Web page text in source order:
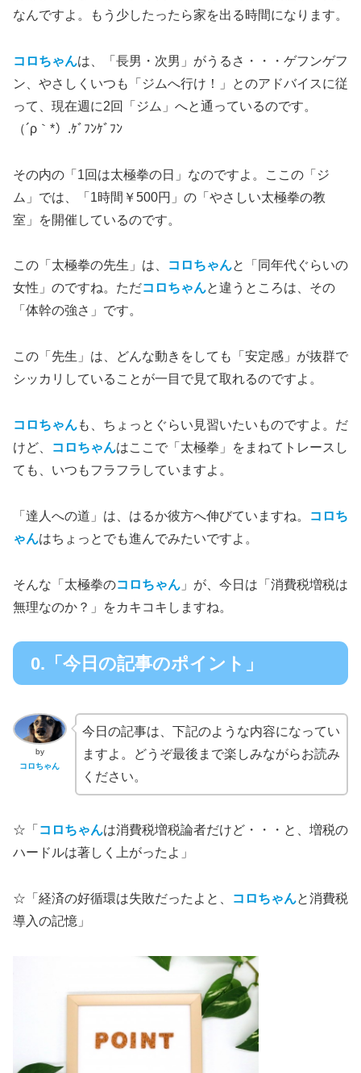
なんですよ。もう少したったら家を出る時間になります。
コロちゃんは、「長男・次男」がうるさ・・・ゲフンゲフ
ン、やさしくいつも「ジムへ行け！」とのアドバイスに従
って、現在週に2回「ジム」へと通っているのです。
（´ρ｀*）.ｹﾞﾌﾝｹﾞﾌﾝ
その内の「1回は太極拳の日」なのですよ。ここの「ジ
ム」では、「1時間￥500円」の「やさしい太極拳の教
室」を開催しているのです。
この「太極拳の先生」は、 コロちゃんと「同年代ぐらいの
女性」のですね。ただコロちゃんと違うところは、その
「体幹の強さ」です。
この「先生」は、どんな動きをしても「安定感」が抜群で
シッカリしていることが一目で見て取れるのですよ。
コロちゃんも、ちょっとぐらい見習いたいものですよ。だ
けど、
コロちゃんはここで「太極拳」をまねてトレースし
ても、いつもフラフラしていますよ。
「達人への道」は、はるか彼方へ伸びていますね。
コロち
ゃんはちょっとでも進んでみたいですよ。
そんな「太極拳のコロちゃん 」が、今日は「消費税増税は
無理なのか？」をカキコキしますね。
0.「今日の記事のポイント」
by
コロちゃん
今日の記事は、下記のような内容になってい
ますよ。どうぞ最後まで楽しみながらお読み
ください。
☆「 コロちゃんは消費税増税論者だけど・・・と、増税の
ハードルは著しく上がったよ」
☆ 「経済の好循環は失敗だったよと、 コロちゃんと消費税
導入の記憶」